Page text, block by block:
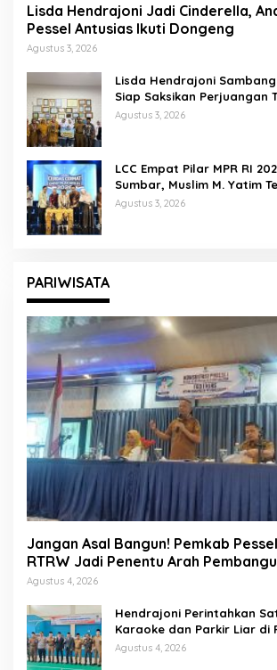
Lisda Hendrajoni Jadi Cinderella,
Pessel Antusias Ikuti Dongeng
Agustus 3, 2026
Lisda Hendrajoni
Siap Saksikan Perjuangan
Pilar di Jakarta
Agustus 3, 2026
LCC Empat Pilar MPR RI
Sumbar, Muslim M. Yatim
Pentingnya Karakter
Agustus 3, 2026
PARIWISATA
Jangan Asal Bangun! Pemkab
RTRW Jadi Penentu Arah
Agustus 4, 2026
Hendrajoni Perintahkan
Karaoke dan Parkir Liar di
Agustus 4, 2026